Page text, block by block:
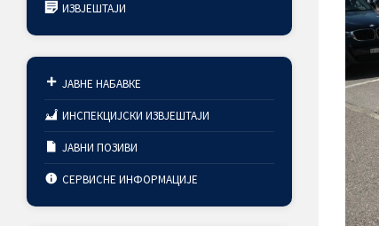
ИЗВЈЕШТАЈИ
ЈАВНЕ НАБАВКЕ
ИНСПЕКЦИЈСКИ ИЗВЈЕШТАЈИ
ЈАВНИ ПОЗИВИ
СЕРВИСНЕ ИНФОРМАЦИЈЕ